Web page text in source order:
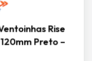
Rise
Preto –